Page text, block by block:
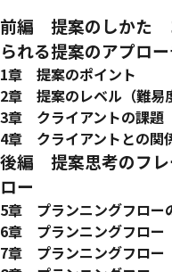
はじめに
「コンペさせない」ため
「提案」で行き詰まる若
まだ「提案」に慣れてい
不確定要素を１つずつと
ます
前編 提案のしかた
られる提案のアプロ
1章 提案のポイント
コンサルティング営業の
提案の進め方のポイント
2章 提案のレベル（難易
提案の立ち位置を明確に
提案のレベル（難易度）
提案のフェーズ（段階）
これから提案する案件の
3章 クライアントの課題
提案では、常にギバーに
課題と課題感の違いとは？
課題（感）／テーマを手に
課題（感）を積極的に入
4章 クライアントとの関
提案のアプローチを決め
４つのアプローチ方法
❶「聞き出し提案」では、
❷「気づかせ提案」では
❸ 「シナリオ提案」では
名分を明確にしよう
後編 提案思考のフ
ロー
5章 プランニングフロー
提案思考のフレームワー
すべてのステップを活用で
6章 プランニングフロ
この作業の必要性（なぜ
7章 プランニングフロ